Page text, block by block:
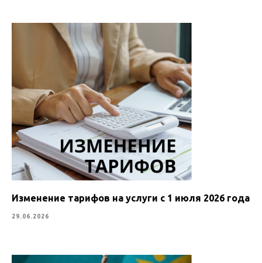
Изменение тарифов на услуги с 1 июля 2026 года
29.06.2026